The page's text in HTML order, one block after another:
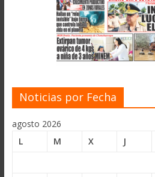
Noticias por Fecha
agosto 2026
L
M X J